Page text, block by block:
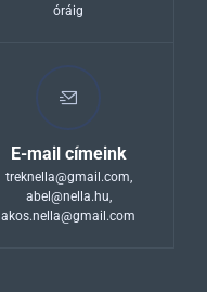
óráig
E-mail címeink
treknella@gmail.com,
abel@nella.hu,
akos.nella@gmail.com